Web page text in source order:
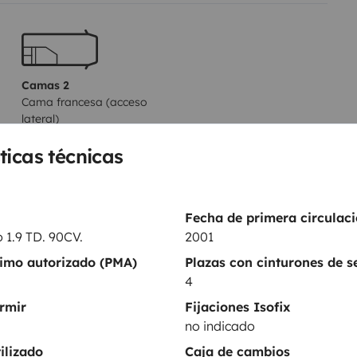
técnicas
TD. 90CV.
Fecha de primera
2001
autorizado (PMA)
Plazas con cinturones de
4
Fijaciones Isofix
no indicado
Caja de cambios
Évier, Combiné
tapis de sol, Rallonge
solaires, Stores, Moustiquaires
pavillon.
Camas 2
Cama francesa (acceso
lateral)
Productos de consumo
Dirección asistida